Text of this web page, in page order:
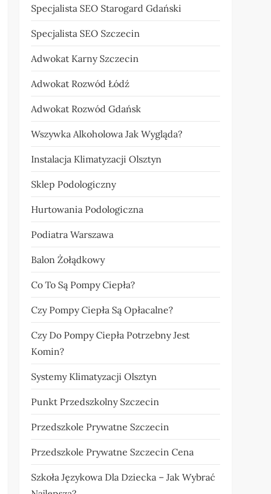
Specjalista SEO Starogard Gdański
Specjalista SEO Szczecin
Adwokat Karny Szczecin
Adwokat Rozwód Łódź
Adwokat Rozwód Gdańsk
Wszywka Alkoholowa Jak Wygląda?
Instalacja Klimatyzacji Olsztyn
Sklep Podologiczny
Hurtowania Podologiczna
Podiatra Warszawa
Balon Żołądkowy
Co To Są Pompy Ciepła?
Czy Pompy Ciepła Są Opłacalne?
Czy Do Pompy Ciepła Potrzebny Jest
Komin?
Systemy Klimatyzacji Olsztyn
Punkt Przedszkolny Szczecin
Przedszkole Prywatne Szczecin
Przedszkole Prywatne Szczecin Cena
Szkoła Językowa Dla Dziecka – Jak Wybrać